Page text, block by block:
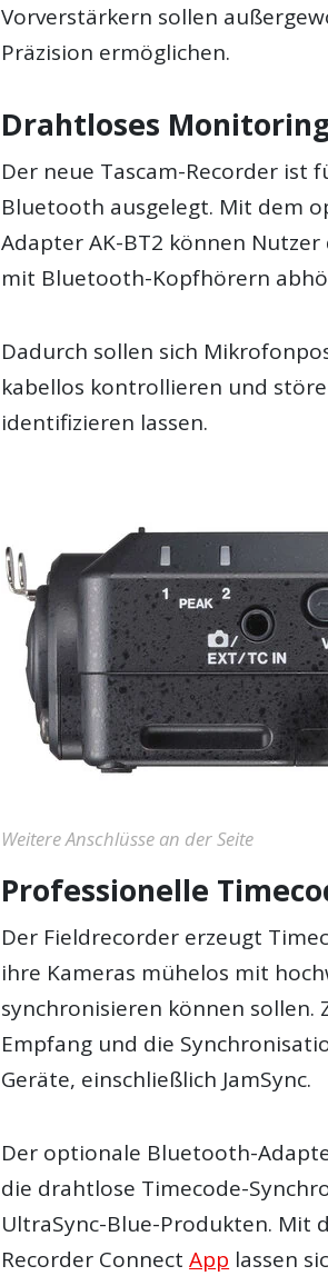
Vorverstärkern sollen
Präzision ermöglichen.
Drahtloses
Der neue Tascam-Recorder ist
Bluetooth ausgelegt. Mit dem
Adapter AK-BT2 können
mit Bluetooth-Kopfhörern
Dadurch sollen sich
kabellos kontrollieren und
identifizieren lassen.
Weitere Anschlüsse an der Seite
Professionelle
Der Fieldrecorder erzeugt
ihre Kameras mühelos mit
synchronisieren können
Empfang und die
Geräte, einschließlich JamSync.
Der optionale Bluetooth-
die drahtlose Timecode-
UltraSync-Blue-Produkten. Mit
Recorder ConnectApp lassen